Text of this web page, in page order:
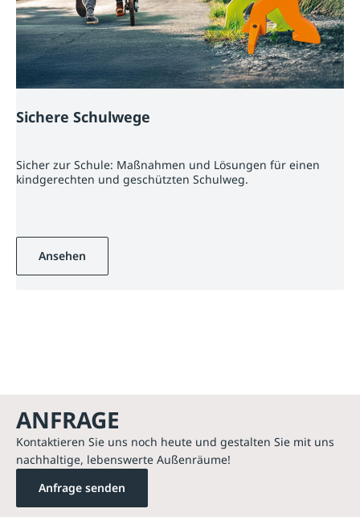
Sichere Schulwege
Sicher zur Schule: Maßnahmen und Lösungen für einen
kindgerechten und geschützten Schulweg.
Ansehen
ANFRAGE
Kontaktieren Sie uns noch heute und gestalten Sie mit uns
nachhaltige, lebenswerte Außenräume!
Anfrage senden